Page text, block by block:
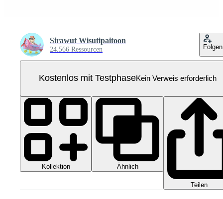
Sirawut Wisutipaitoon
24.566 Ressourcen Folgen
Kostenlos mit TestphaseKein Verweis erforderlich
Kollektion Ähnlich
Teilen